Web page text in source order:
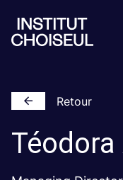
Retour
Téodora